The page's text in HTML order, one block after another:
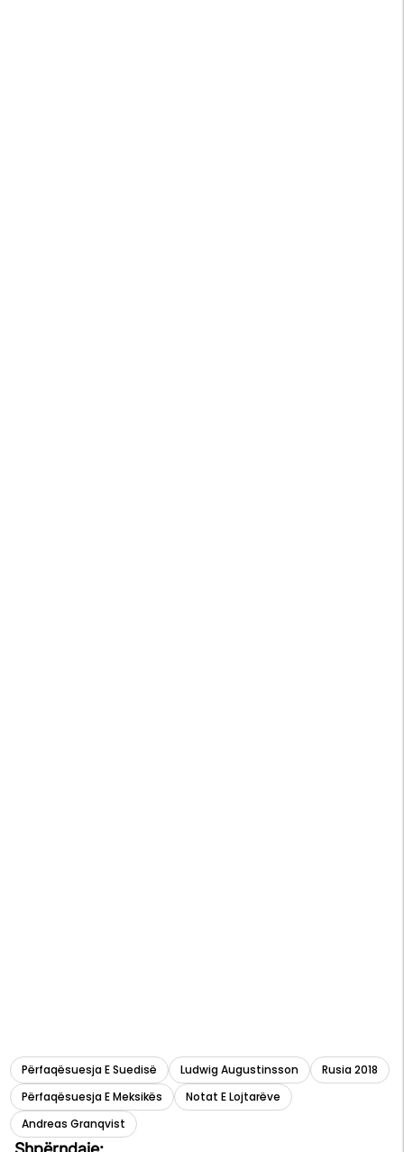
Përfaqësuesja E Suedisë Ludwig Augustinsson
Rusia 2018
Përfaqësuesja E Meksikës
Notat E Lojtarëve
Andreas Granqvist